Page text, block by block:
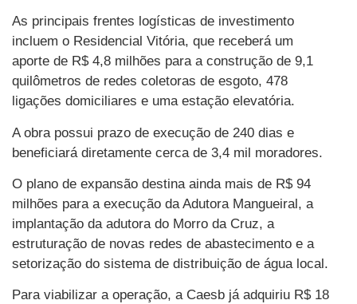
As principais frentes logísticas de investimento
incluem o Residencial Vitória, que receberá um
aporte de R$ 4,8 milhões para a construção de 9,1
quilômetros de redes coletoras de esgoto, 478
ligações domiciliares e uma estação elevatória.
A obra possui prazo de execução de 240 dias e
beneficiará diretamente cerca de 3,4 mil moradores.
O plano de expansão destina ainda mais de R$ 94
milhões para a execução da Adutora Mangueiral, a
implantação da adutora do Morro da Cruz, a
estruturação de novas redes de abastecimento e a
setorização do sistema de distribuição de água local.
Para viabilizar a operação, a Caesb já adquiriu R$ 18